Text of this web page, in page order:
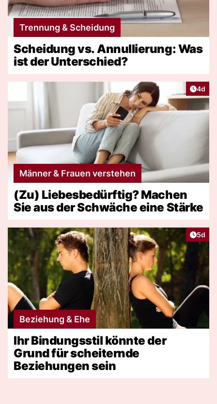
Trennung & Scheidung
Scheidung vs. Annullierung: Was
ist der Unterschied?
4d
Männer & Frauen verstehen
(Zu) Liebesbedürftig? Machen
Sie aus der Schwäche eine Stärke
5d
Beziehung & Ehe
Ihr Bindungsstil könnte der
Grund für scheiternde
Beziehungen sein